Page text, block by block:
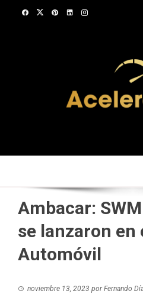
Ambacar:
se lanzaron en
Automóvil
noviembre 13, 2023 porFernando